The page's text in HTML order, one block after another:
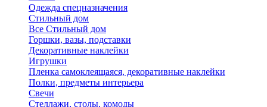
Одежда спецназначения
Стильный дом
Все Стильный дом
Горшки, вазы, подставки
Декоративные наклейки
Игрушки
Пленка самоклеящаяся, декоративные наклейки
Полки, предметы интерьера
Свечи
Стеллажи, столы, комоды